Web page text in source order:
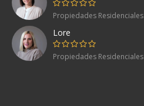
Propiedades Residenciales
Lore
Propiedades Residenciales